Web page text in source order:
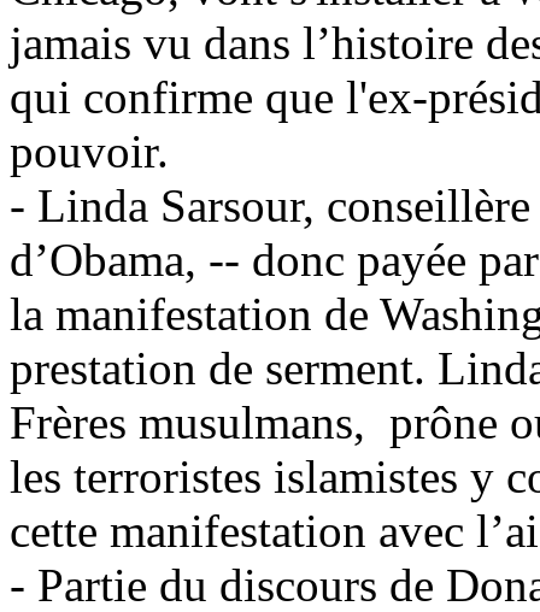
jamais vu dans l’histoire
qui confirme que l'ex-
pouvoir.
- Linda Sarsour,
d’Obama, -- donc payée
la manifestation de
prestation de serment.
Frères musulmans, prône
les terroristes islamistes y
cette manifestation avec
- Partie du discours de